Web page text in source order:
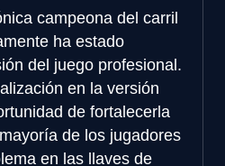
campeona del carril
ha estado
del juego profesional.
en la versión
de fortalecerla
de los jugadores
en las llaves de